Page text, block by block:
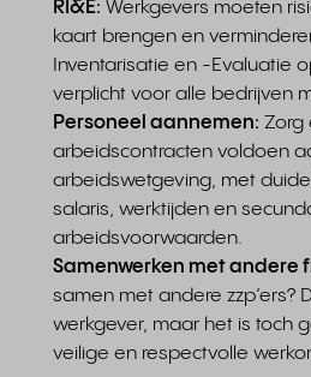
RI&E: Werkgevers moeten
kaart brengen en
Inventarisatie en -Evaluatie
verplicht voor alle bedrijven
Personeel aannemen: Zorg
arbeidscontracten voldoen
arbeidswetgeving, met
salaris, werktijden en
arbeidsvoorwaarden.
Samenwerken met andere
samen met andere zzp’ers?
werkgever, maar het is toch
veilige en respectvolle